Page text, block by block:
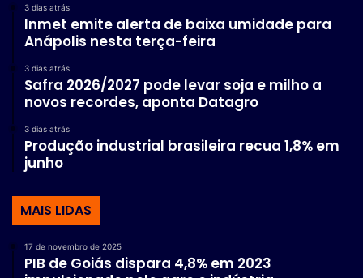
3 dias atrás
Inmet emite alerta de baixa umidade para
Anápolis nesta terça-feira
3 dias atrás
Safra 2026/2027 pode levar soja e milho a
novos recordes, aponta Datagro
3 dias atrás
Produção industrial brasileira recua 1,8% em
junho
MAIS LIDAS
17 de novembro de 2025
PIB de Goiás dispara 4,8% em 2023